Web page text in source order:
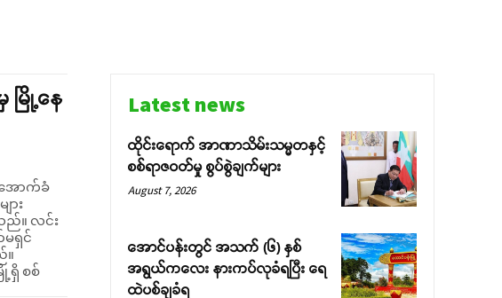
မြို့နေ
ောက်ခံ
ား
င်း
ရှင်
။
ရှိ စစ်
Latest news
ထိုင်းရောက် အာဏာသိမ်းသမ္မတနှင့်
စစ်ရာဇဝတ်မှု စွပ်စွဲချက်များ
August 7, 2026
အောင်ပန်းတွင် အသက် (၆) နှစ်
အရွယ်ကလေး နားကပ်လုခံရပြီး ရေ
ထဲပစ်ချခံရ